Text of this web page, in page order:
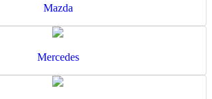
Mazda
Mercedes